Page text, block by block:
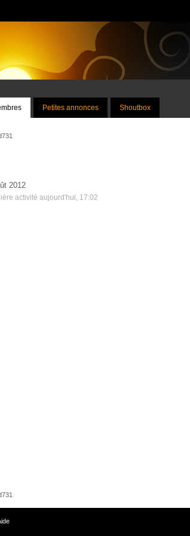
Petites annonces Shoutbox
2012
activité aujourd'hui, 17:02